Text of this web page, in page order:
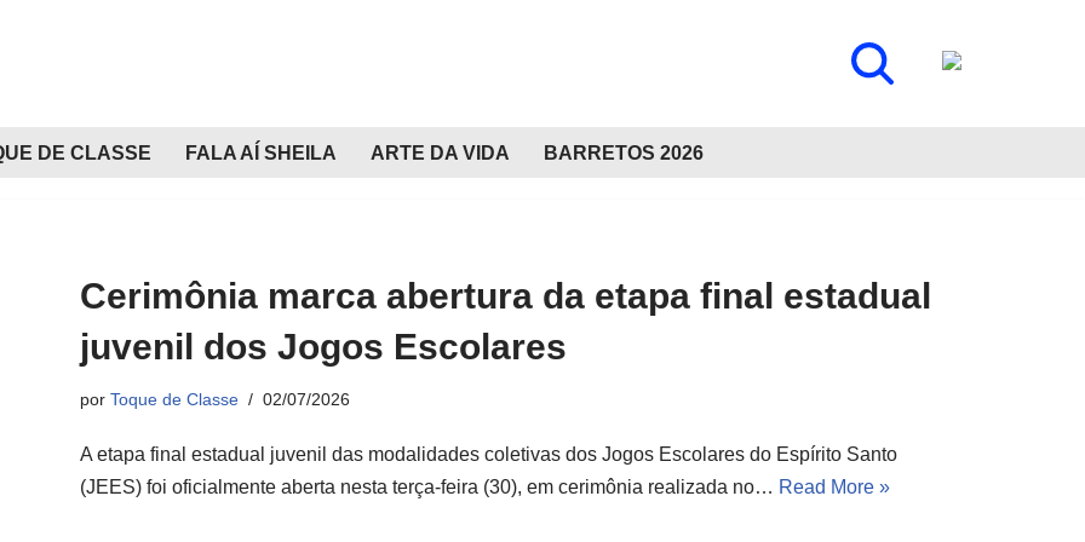
DE CLASSE FALA AÍ SHEILA ARTE DA VIDA BARRETOS 2026
Cerimônia marca abertura da etapa final estadual
juvenil dos Jogos Escolares
por Toque de Classe 02/07/2026
A etapa final estadual juvenil das modalidades coletivas dos Jogos Escolares do Espírito Santo
(JEES) foi oficialmente aberta nesta terça-feira (30), em cerimônia realizada no… Read More »